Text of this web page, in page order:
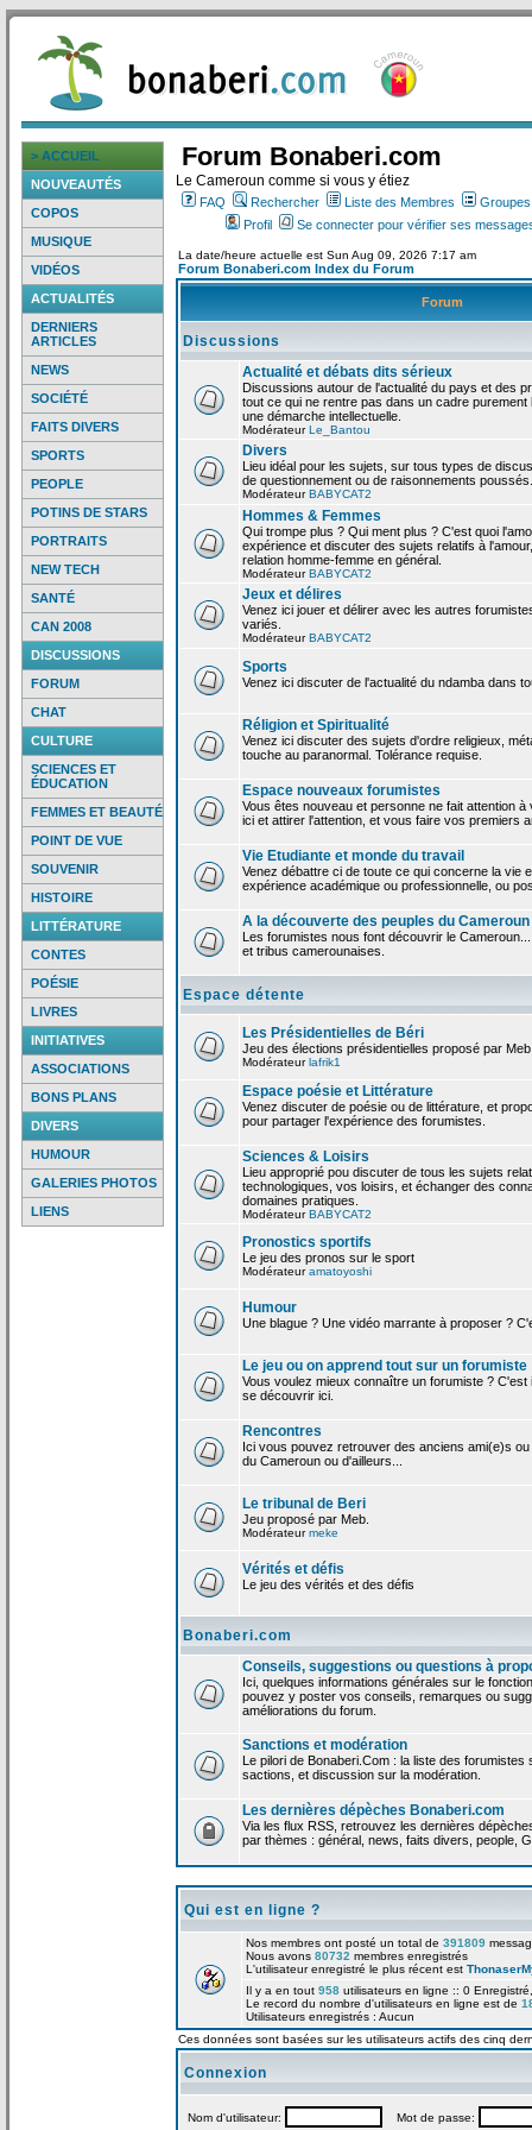
> ACCUEIL
NOUVEAUTÉS
COPOS
MUSIQUE
VIDÉOS
ACTUALITÉS
DERNIERS
ARTICLES
NEWS
SOCIÉTÉ
FAITS DIVERS
SPORTS
PEOPLE
POTINS DE STARS
PORTRAITS
NEW TECH
SANTÉ
CAN 2008
DISCUSSIONS
FORUM
CHAT
CULTURE
SCIENCES ET
ÉDUCATION
FEMMES ET BEAUTÉ
POINT DE VUE
SOUVENIR
HISTOIRE
LITTÉRATURE
CONTES
POÉSIE
LIVRES
INITIATIVES
ASSOCIATIONS
BONS PLANS
DIVERS
HUMOUR
GALERIES PHOTOS
LIENS
Forum Bonaberi.com
Le Cameroun comme si vous y étiez
FAQ Rechercher Liste des Membres
Profil
Se connecter pour vérifier ses
La date/heure actuelle est Sun Aug 09, 2026 7:17 am
Forum Bonaberi.com Index du Forum
Forum
Discussions
Actualité et débats dits sérieux
Discussions autour de l'actualité du pays et des
tout ce qui ne rentre pas dans un cadre
une démarche intellectuelle.
ModérateurLe_Bantou
Divers
Lieu idéal pour les sujets, sur tous types de
de questionnement ou de raisonnements
ModérateurBABYCAT2
Hommes & Femmes
Qui trompe plus ? Qui ment plus ? C'est quoi
expérience et discuter des sujets relatifs à
relation homme-femme en général.
ModérateurBABYCAT2
Jeux et délires
Venez ici jouer et délirer avec les autres
variés.
ModérateurBABYCAT2
Sports
Venez ici discuter de l'actualité du ndamba dans
Réligion et Spiritualité
Venez ici discuter des sujets d'ordre religieux,
touche au paranormal. Tolérance requise.
Espace nouveaux forumistes
Vous êtes nouveau et personne ne fait attention
ici et attirer l'attention, et vous faire vos premiers
Vie Etudiante et monde du travail
Venez débattre ci de toute ce qui concerne la vie
expérience académique ou professionnelle, ou
A la découverte des peuples du Cameroun
Les forumistes nous font découvrir le
et tribus camerounaises.
Espace détente
Les Présidentielles de Béri
Jeu des élections présidentielles proposé par Meb
Modérateurlafrik1
Espace poésie et Littérature
Venez discuter de poésie ou de littérature, et
pour partager l'expérience des forumistes.
Sciences & Loisirs
Lieu approprié pou discuter de tous les sujets
technologiques, vos loisirs, et échanger des
domaines pratiques.
ModérateurBABYCAT2
Pronostics sportifs
Le jeu des pronos sur le sport
Modérateuramatoyoshi
Humour
Une blague ? Une vidéo marrante à proposer ?
Le jeu ou on apprend tout sur un forumiste
Vous voulez mieux connaître un forumiste ? C'est
se découvrir ici.
Rencontres
Ici vous pouvez retrouver des anciens ami(e)s
du Cameroun ou d'ailleurs...
Le tribunal de Beri
Jeu proposé par Meb.
Modérateurmeke
Vérités et défis
Le jeu des vérités et des défis
Bonaberi.com
Conseils, suggestions ou questions à
Ici, quelques informations générales sur le
pouvez y poster vos conseils, remarques ou
améliorations du forum.
Sanctions et modération
Le pilori de Bonaberi.Com : la liste des
sactions, et discussion sur la modération.
Les dernières dépèches Bonaberi.com
Via les flux RSS, retrouvez les dernières
par thèmes : général, news, faits divers, people,
Qui est en ligne ?
Nos membres ont posté un total de 391809
Nous avons 80732 membres enregistrés
L'utilisateur enregistré le plus récent est
Il y a en tout 958 utilisateurs en ligne :: 0
Le record du nombre d'utilisateurs en ligne est de
Utilisateurs enregistrés : Aucun
Ces données sont basées sur les utilisateurs actifs des cinq
Connexion
Nom d'utilisateur: Mot de passe: